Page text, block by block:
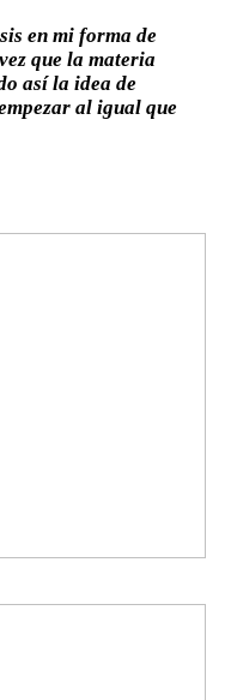
en mi forma de
que la materia
así la idea de
al igual que